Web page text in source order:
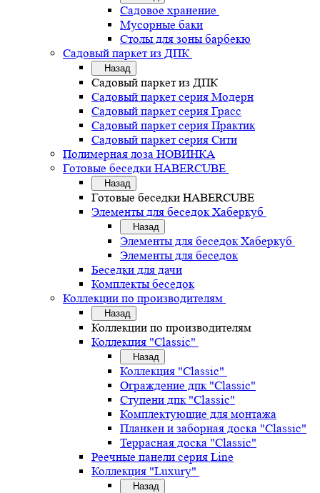
Садовое хранение
Мусорные баки
Столы для зоны барбекю
Садовый паркет из ДПК
Назад
Садовый паркет из ДПК
Садовый паркет серия Mодерн
Садовый паркет серия Грасс
Садовый паркет серия Практик
Садовый паркет серия Сити
Полимерная лоза НОВИНКА
Готовые беседки HABERCUBE
Назад
Готовые беседки HABERCUBE
Элементы для беседок Хаберкуб
Назад
Элементы для беседок Хаберкуб
Элементы для беседок
Беседки для дачи
Комплекты беседок
Коллекции по производителям
Назад
Коллекции по производителям
Коллекция "Classic"
Назад
Коллекция "Classic"
Ограждение дпк "Classic"
Ступени дпк "Classic"
Комплектующие для монтажа
Планкен и заборная доска "Classic"
Террасная доска "Classic"
Реечные панели серия Line
Коллекция "Luxury"
Назад